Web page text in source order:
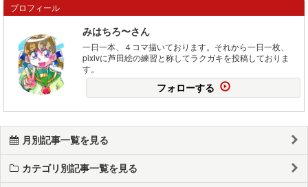
プロフィール
みはちろ〜さん
一日一本、４コマ描いております。それから一日一枚、
pixivに芦田絵の練習と称してラクガキを投稿しておりま
す。
フォローする
月別記事一覧を見る
カテゴリ別記事一覧を見る